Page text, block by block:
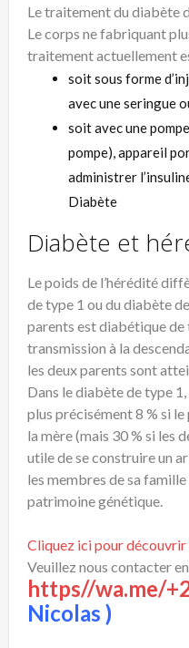
Le traitement du diabète
Le corps ne fabriquant
traitement actuellement
soit sous forme
avec une seringue
soit avec une
pompe), appareil
administrer
Diabète
Diabète et
Le poids de l’hérédité
de type 1 ou du diabète
parents est diabétique de
transmission à la
les deux parents sont
Dans le diabète de type
plus précisément 8 % si le
la mère (mais 30 % si les
utile de se construire un
les membres de sa
patrimoine génétique.
Cliquez ici pour
Veuillez nous contacter
https//wa.me/
Nicolas )